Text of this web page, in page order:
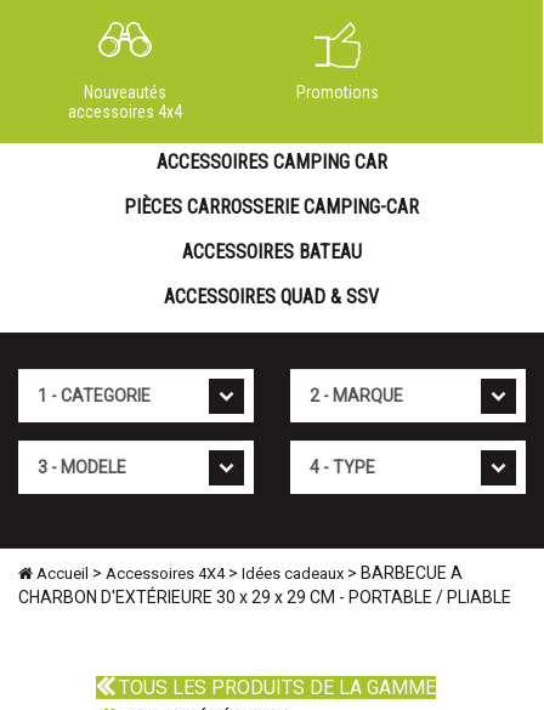
Nouveautés
accessoires 4x4
Promotions
ACCESSOIRES CAMPING CAR
PIÈCES CARROSSERIE CAMPING-CAR
ACCESSOIRES BATEAU
ACCESSOIRES QUAD & SSV
Accueil > Accessoires 4X4> Idées cadeaux > BARBECUE A
CHARBON D'EXTÉRIEURE 30 x 29 x 29 CM - PORTABLE / PLIABLE
TOUS LES PRODUITS DE LA GAMME